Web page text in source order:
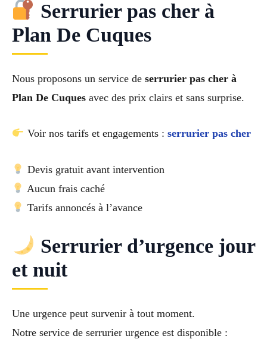
Serrurier pas cher à
Plan De Cuques
Nous proposons un service de serrurier pas cher à
Plan De Cuques avec des prix clairs et sans surprise.
Voir nos tarifs et engagements : serrurier pas cher
Devis gratuit avant intervention
Aucun frais caché
Tarifs annoncés à l’avance
Serrurier d’urgence jour
et nuit
Une urgence peut survenir à tout moment.
Notre service de serrurier urgence est disponible :